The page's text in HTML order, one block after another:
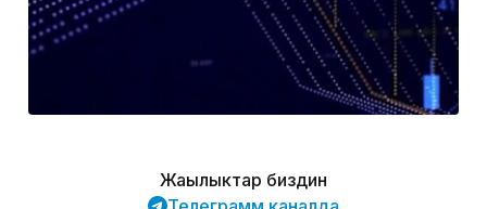
Жаңылыктар биздин